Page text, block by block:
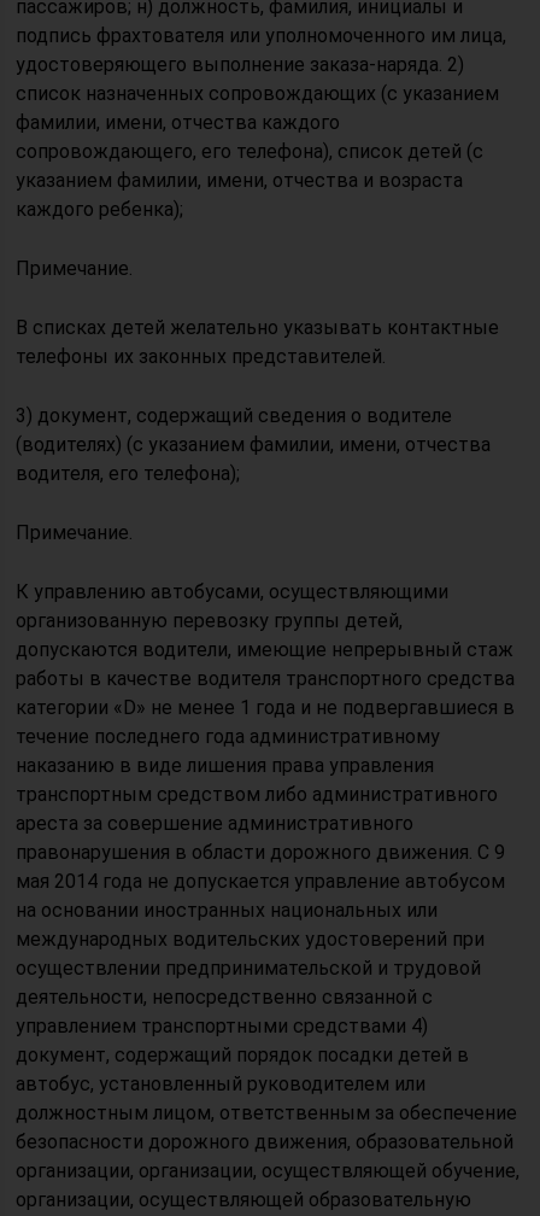
пассажиров; н) должность, фамилия, инициалы и
подпись фрахтователя или уполномоченного им лица,
удостоверяющего выполнение заказа-наряда. 2)
список назначенных сопровождающих (с указанием
фамилии, имени, отчества каждого
сопровождающего, его телефона), список детей (с
указанием фамилии, имени, отчества и возраста
каждого ребенка);
Примечание.
В списках детей желательно указывать контактные
телефоны их законных представителей.
3) документ, содержащий сведения о водителе
(водителях) (с указанием фамилии, имени, отчества
водителя, его телефона);
Примечание.
К управлению автобусами, осуществляющими
организованную перевозку группы детей,
допускаются водители, имеющие непрерывный стаж
работы в качестве водителя транспортного средства
категории «D» не менее 1 года и не подвергавшиеся в
течение последнего года административному
наказанию в виде лишения права управления
транспортным средством либо административного
ареста за совершение административного
правонарушения в области дорожного движения. С 9
мая 2014 года не допускается управление автобусом
на основании иностранных национальных или
международных водительских удостоверений при
осуществлении предпринимательской и трудовой
деятельности, непосредственно связанной с
управлением транспортными средствами 4)
документ, содержащий порядок посадки детей в
автобус, установленный руководителем или
должностным лицом, ответственным за обеспечение
безопасности дорожного движения, образовательной
организации, организации, осуществляющей обучение,
организации, осуществляющей образовательную